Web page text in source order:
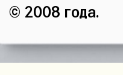
© 2008 года.